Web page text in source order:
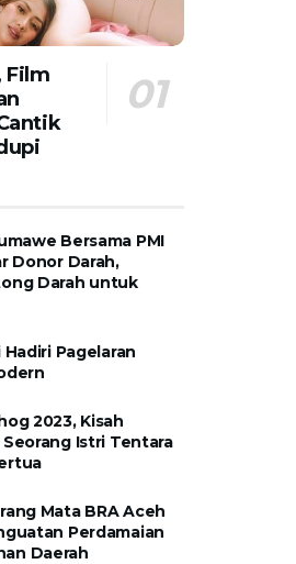
Film
Bersama PMI
Donor Darah,
Darah untuk
Pagelaran
2023, Kisah
Istri Tentara
Mata BRA Aceh
Perdamaian
Daerah